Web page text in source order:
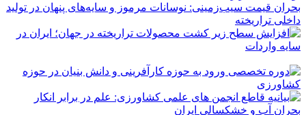
بحران قیمت سیب‌زمینی: نوسانات مرموز و سایه‌های پنهان در تولید
داخلی تراریخته